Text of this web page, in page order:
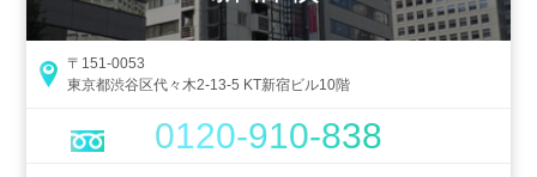
〒151-0053
東京都渋谷区代々木2-13-5 KT新宿ビル10階
0120-910-838